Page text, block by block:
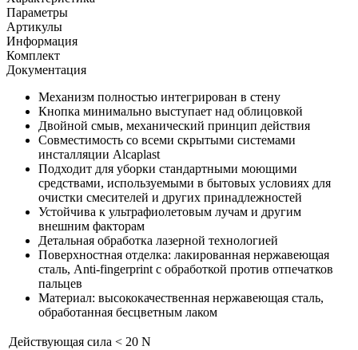
Параметры
Артикулы
Информация
Комплект
Документация
Механизм полностью интегрирован в стену
Кнопка минимально выступает над облицовкой
Двойной смыв, механический принцип действия
Совместимость со всеми скрытыми системами
инсталляции Alcaplast
Подходит для уборки стандартными моющими
средствами, используемыми в бытовых условиях для
очистки смесителей и других принадлежностей
Устойчива к ультрафиолетовым лучам и другим
внешним факторам
Детальная обработка лазерной технологией
Поверхностная отделка: лакированная нержавеющая
сталь, Anti-fingerprint с обработкой против отпечатков
пальцев
Материал: высококачественная нержавеющая сталь,
обработанная бесцветным лаком
Действующая сила < 20 N